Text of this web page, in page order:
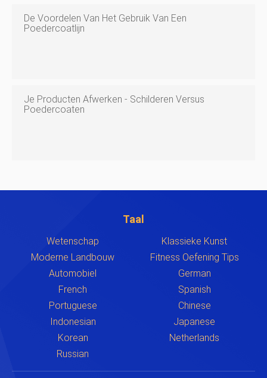
De Voordelen Van Het Gebruik Van Een
Poedercoatlijn
Je Producten Afwerken - Schilderen Versus
Poedercoaten
Taal
Wetenschap
Klassieke Kunst
Moderne Landbouw
Fitness Oefening Tips
Automobiel
German
French
Spanish
Portuguese
Chinese
Indonesian
Japanese
Korean
Netherlands
Russian